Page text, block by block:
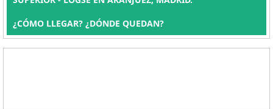
¿CÓMO LLEGAR? ¿DÓNDE QUEDAN?